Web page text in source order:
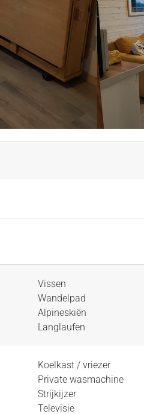
Vissen
Wandelpad
Alpineskiën
Langlaufen
Koelkast / vriezer
Private wasmachine
Strijkijzer
Televisie